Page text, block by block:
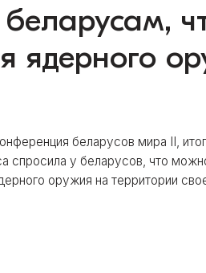
ядерного
беларусов мира II,
спросила у беларусов, что
оружия на территории